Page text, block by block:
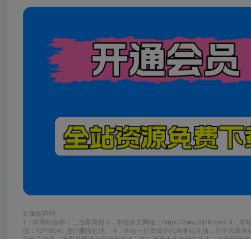
© 版权声明
1：本网站名称：二当家网创 2：本站永久网址：https://www.rdj18.com/ 3：
信：10710040 进行删除处理。 4：本站一切资源不代表本站立场，并不代表